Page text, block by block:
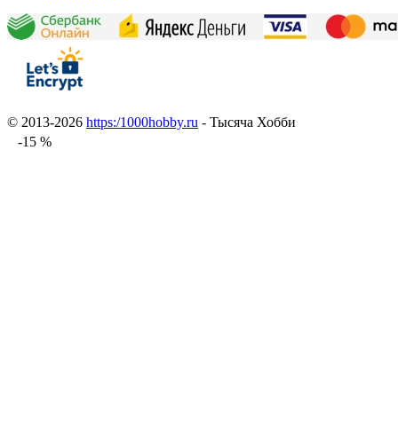
-15 %
© 2013-2026 https:/1000hobby.ru - Тысяча Хобби